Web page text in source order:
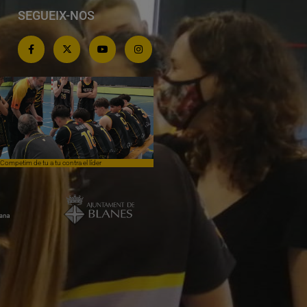
SEGUEIX-NOS
Competim de tu a tu contra el líder